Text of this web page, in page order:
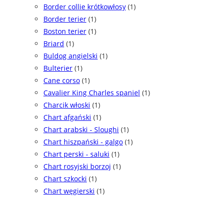
Border collie krótkowłosy (1)
Border terier (1)
Boston terier (1)
Briard (1)
Buldog angielski (1)
Bulterier (1)
Cane corso (1)
Cavalier King Charles spaniel (1)
Charcik włoski (1)
Chart afgański (1)
Chart arabski - Sloughi (1)
Chart hiszpański - galgo (1)
Chart perski - saluki (1)
Chart rosyjski borzoj (1)
Chart szkocki (1)
Chart węgierski (1)